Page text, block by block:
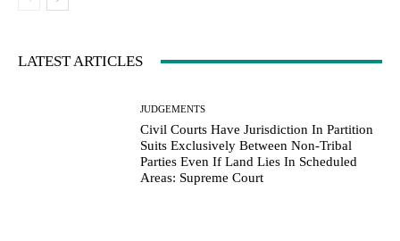
LATEST ARTICLES
JUDGEMENTS
Civil Courts Have Jurisdiction In Partition
Suits Exclusively Between Non-Tribal
Parties Even If Land Lies In Scheduled
Areas: Supreme Court